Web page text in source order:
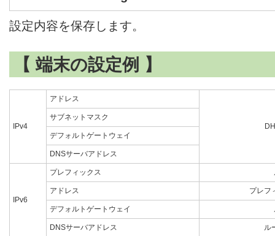
設定内容を保存します。
【 端末の設定例 】
IPv4
アドレス
サブネットマスク
デフォルトゲートウェイ
DNSサーバアドレス
IPv6
プレフィックス
アドレス プレフ
デフォルトゲートウェイ
DNSサーバアドレス ル